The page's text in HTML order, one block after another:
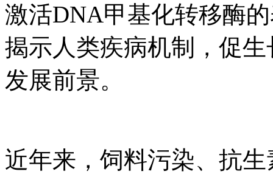
激活DNA甲基化转移酶
揭示人类疾病机制，促
发展前景。
近年来，饲料污染、抗